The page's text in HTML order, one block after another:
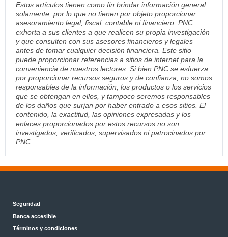
Estos artículos tienen como fin brindar información general
solamente, por lo que no tienen por objeto proporcionar
asesoramiento legal, fiscal, contable ni financiero. PNC
exhorta a sus clientes a que realicen su propia investigación
y que consulten con sus asesores financieros y legales
antes de tomar cualquier decisión financiera. Este sitio
puede proporcionar referencias a sitios de internet para la
conveniencia de nuestros lectores. Si bien PNC se esfuerza
por proporcionar recursos seguros y de confianza, no somos
responsables de la información, los productos o los servicios
que se obtengan en ellos, y tampoco seremos responsables
de los daños que surjan por haber entrado a esos sitios. El
contenido, la exactitud, las opiniones expresadas y los
enlaces proporcionados por estos recursos no son
investigados, verificados, supervisados ni patrocinados por
PNC.
Seguridad
Banca accesible
Términos y condiciones